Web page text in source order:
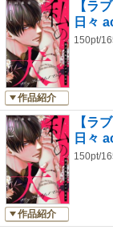
作品紹介
【ラ
日々
150pt/
作品紹介
【ラ
日々
150pt/